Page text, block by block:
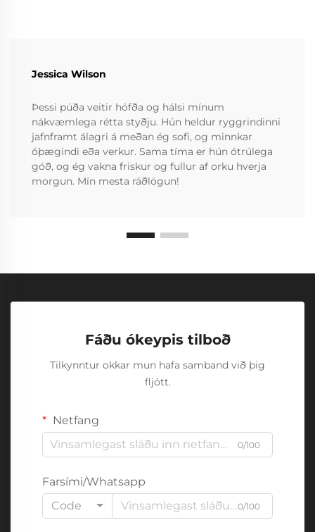
Jessica Wilson
Þessi púða veitir höfða og hálsi mínum
nákvæmlega rétta styðju. Hún heldur ryggrindinni
jafnframt álagri á meðan ég sofi, og minnkar
óþægindi eða verkur. Sama tíma er hún ótrúlega
góð, og ég vakna friskur og fullur af orku hverja
morgun. Mín mesta ráðlögun!
Fáðu ókeypis tilboð
Tilkynntur okkar mun hafa samband við þig
fljótt.
Netfang
0/100
Farsími/Whatsapp
Code
0/100